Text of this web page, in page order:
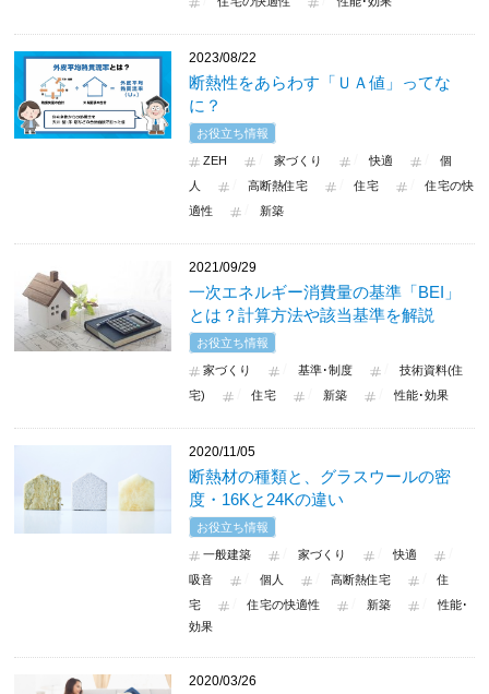
2023/08/22
断熱性をあらわす「ＵＡ値」ってな
に？
お役立ち情報
ZEH 家づくり 快適
個
人
高断熱住宅 住宅
住宅の快
適性
新築
2021/09/29
一次エネルギー消費量の基準「BEI」
とは？計算方法や該当基準を解説
お役立ち情報
家づくり 基準･制度
技術資料(住
宅)
住宅 新築 性能･効果
2020/11/05
断熱材の種類と、グラスウールの密
度・16Kと24Kの違い
お役立ち情報
一般建築 家づくり
快適
吸音
個人 高断熱住宅
住
宅
住宅の快適性 新築
性能･
効果
2020/03/26